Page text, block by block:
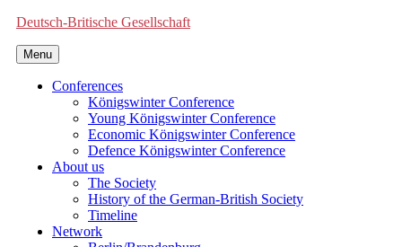
Deutsch-Britische Gesellschaft
Menu
Conferences
Königswinter Conference
Young Königswinter Conference
Economic Königswinter Conference
Defence Königswinter Conference
About us
The Society
History of the German-British Society
Timeline
Network